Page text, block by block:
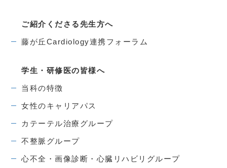
ご紹介くださる先生方へ
藤が丘Cardiology連携フォーラム
学生・研修医の皆様へ
当科の特徴
女性のキャリアパス
カテーテル治療グループ
不整脈グループ
心不全・画像診断・心臓リハビリグループ